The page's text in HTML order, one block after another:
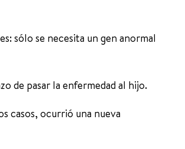
sólo se necesita un gen anormal
de pasar la enfermedad al hijo.
casos, ocurrió una nueva